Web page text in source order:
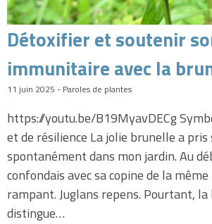
Détoxifier et soutenir
immunitaire avec la
11 juin 2025 - Paroles de plantes
https://youtu.be/B19MyavDECg
et de résilience La jolie brunelle a pris
spontanément dans mon jardin. Au
confondais avec sa copine de la
rampant. Juglans repens. Pourtant,
distingue…